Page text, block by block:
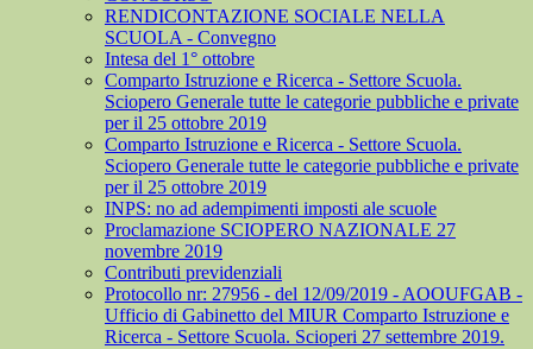
RENDICONTAZIONE SOCIALE NELLA
SCUOLA - Convegno
Intesa del 1° ottobre
Comparto Istruzione e Ricerca - Settore Scuola.
Sciopero Generale tutte le categorie pubbliche e private
per il 25 ottobre 2019
Comparto Istruzione e Ricerca - Settore Scuola.
Sciopero Generale tutte le categorie pubbliche e private
per il 25 ottobre 2019
INPS: no ad adempimenti imposti ale scuole
Proclamazione SCIOPERO NAZIONALE 27
novembre 2019
Contributi previdenziali
Protocollo nr: 27956 - del 12/09/2019 - AOOUFGAB -
Ufficio di Gabinetto del MIUR Comparto Istruzione e
Ricerca - Settore Scuola. Scioperi 27 settembre 2019.